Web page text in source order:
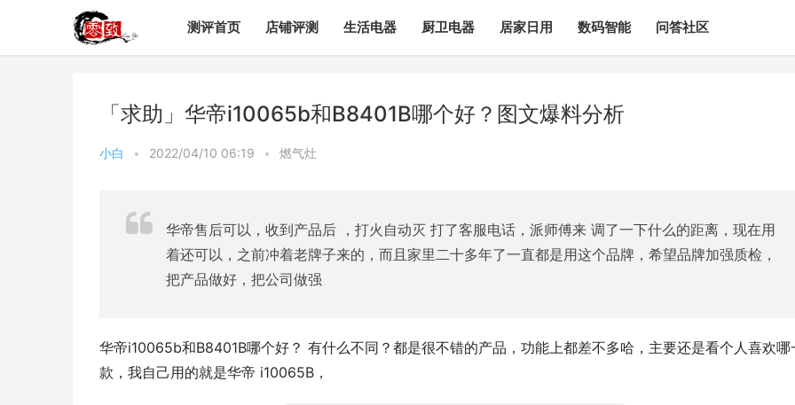
测评首页 店铺评测 生活电器 厨卫电器 居家日用 数码智能 问答社区
「求助」华帝i10065b和B8401B哪个好？图文爆料分析
小白 • 2022/04/10 06:19 • 燃气灶
华帝售后可以，收到产品后 ，打火自动灭 打了客服电话，派师傅来 调了一下什么的距离，现在用
着还可以，之前冲着老牌子来的，而且家里二十多年了一直都是用这个品牌，希望品牌加强质检，
把产品做好，把公司做强
华帝i10065b和B8401B哪个好？ 有什么不同？都是很不错的产品，功能上都差不多哈，主要还是看个人喜欢哪
款，我自己用的就是华帝 i10065B，